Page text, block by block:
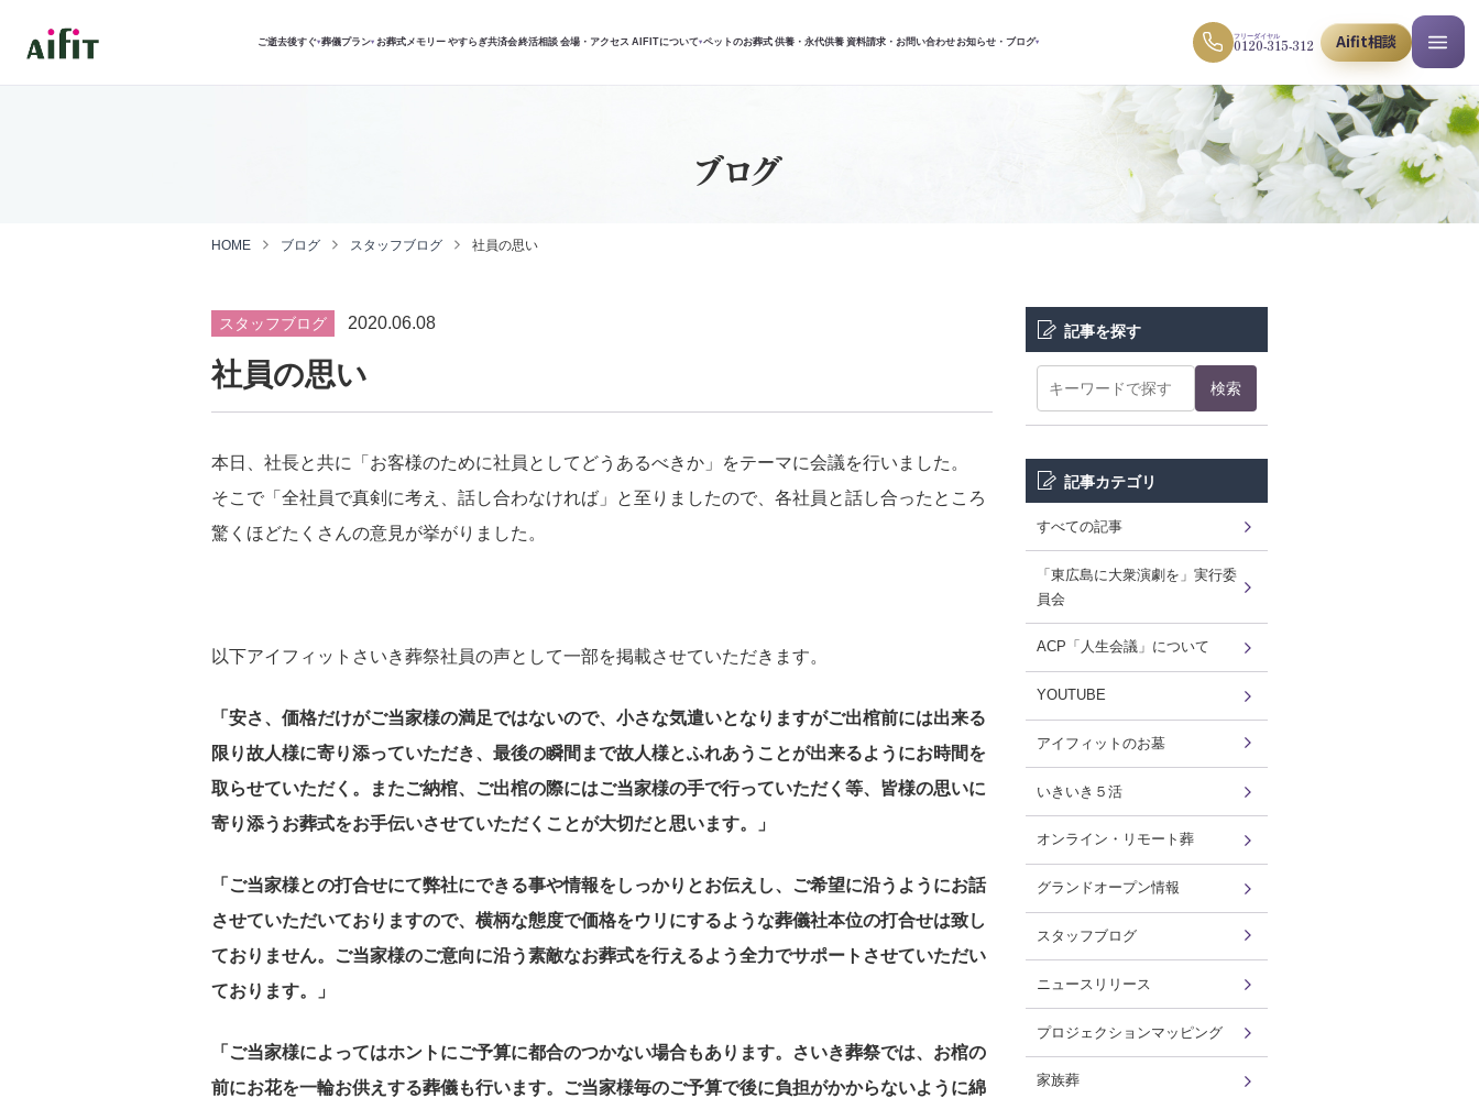
ご逝去後すぐ▾ 葬儀プラン▾ お葬式メモリー やすらぎ共済会終活相談 会場・アクセス AIFITについて▾ ペットのお葬式 供養・永代供養 資料請求・お問い合わせお知らせ・ブログ▾
フリーダイヤル
0120-315-312 Aifit相談
ブログ
HOME ブログ スタッフブログ 社員の思い
スタッフブログ 2020.06.08
社員の思い
本日、社長と共に「お客様のために社員としてどうあるべきか」をテーマに会議を行いました。
そこで「全社員で真剣に考え、話し合わなければ」と至りましたので、各社員と話し合ったところ
驚くほどたくさんの意見が挙がりました。
以下アイフィットさいき葬祭社員の声として一部を掲載させていただきます。
「安さ、価格だけがご当家様の満足ではないので、小さな気遣いとなりますがご出棺前には出来る
限り故人様に寄り添っていただき、最後の瞬間まで故人様とふれあうことが出来るようにお時間を
取らせていただく。またご納棺、ご出棺の際にはご当家様の手で行っていただく等、皆様の思いに
寄り添うお葬式をお手伝いさせていただくことが大切だと思います。」
「ご当家様との打合せにて弊社にできる事や情報をしっかりとお伝えし、ご希望に沿うようにお話
させていただいておりますので、横柄な態度で価格をウリにするような葬儀社本位の打合せは致し
ておりません。ご当家様のご意向に沿う素敵なお葬式を行えるよう全力でサポートさせていただい
ております。」
「ご当家様によってはホントにご予算に都合のつかない場合もあります。さいき葬祭では、お棺の
前にお花を一輪お供えする葬儀も行います。ご当家様毎のご予算で後に負担がかからないように綿
記事を探す
検索
記事カテゴリ
すべての記事
「東広島に大衆演劇を」実行委
員会
ACP「人生会議」について
YOUTUBE
アイフィットのお墓
いきいき５活
オンライン・リモート葬
グランドオープン情報
スタッフブログ
ニュースリリース
プロジェクションマッピング
家族葬